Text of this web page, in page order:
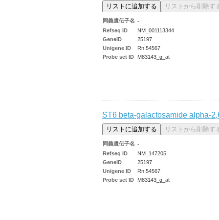
同義遺伝子名 -
Refseq ID
NM_001113344
GeneID
25197
Unigene ID
Rn.54567
Probe set ID
M83143_g_at
ST6 beta-galactosamide alpha-
同義遺伝子名 -
Refseq ID
NM_147205
GeneID
25197
Unigene ID
Rn.54567
Probe set ID
M83143_g_at